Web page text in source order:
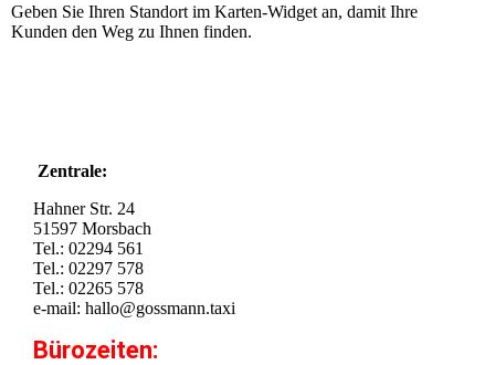
Geben Sie Ihren Standort im Karten-Widget an, damit Ihre
Kunden den Weg zu Ihnen finden.
Zentrale:
Hahner Str. 24
51597 Morsbach
Tel.: 02294 561
Tel.: 02297 578
Tel.: 02265 578
e-mail: hallo@gossmann.taxi
Bürozeiten: